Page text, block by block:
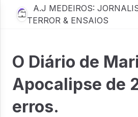
A.J MEDEIROS:
TERROR & ENSAIOS
O Diário de
Apocalipse de
erros.